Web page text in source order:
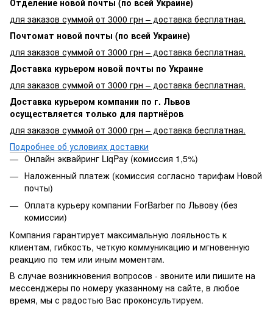
для заказов суммой от 3000 грн – доставка бесплатная.
Почтомат новой почты (по всей Украине)
для заказов суммой от 3000 грн – доставка бесплатная.
Доставка курьером новой почты по Украине
для заказов суммой от 3000 грн – доставка бесплатная.
Доставка курьером компании по г. Львов
осуществляется только для партнёров
для заказов суммой от 3000 грн – доставка бесплатная.
Подробнее об условиях доставки
Онлайн эквайринг LiqPay (комиссия 1,5%)
Наложенный платеж (комиссия согласно тарифам Новой
почты)
Оплата курьеру компании ForBarber по Львову (без
комиссии)
Компания гарантирует максимальную лояльность к
клиентам, гибкость, четкую коммуникацию и мгновенную
реакцию по тем или иным моментам.
В случае возникновения вопросов - звоните или пишите на
мессенджеры по номеру указанному на сайте, в любое
время, мы с радостью Вас проконсультируем.